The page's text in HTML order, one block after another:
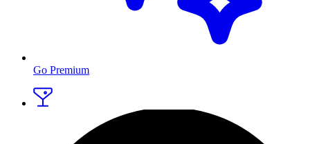
Go Premium